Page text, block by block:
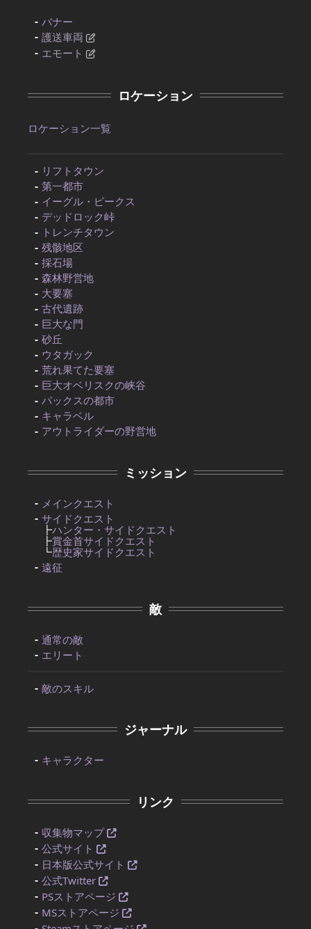
バナー
護送車両
エモート
ロケーション
ロケーション一覧
リフトタウン
第一都市
イーグル・ピークス
デッドロック峠
トレンチタウン
残骸地区
採石場
森林野営地
大要塞
古代遺跡
巨大な門
砂丘
ウタガック
荒れ果てた要塞
巨大オベリスクの峡谷
パックスの都市
キャラベル
アウトライダーの野営地
ミッション
メインクエスト
サイドクエスト
┣ハンター・サイドクエスト
┣賞金首サイドクエスト
┗歴史家サイドクエスト
遠征
敵
通常の敵
エリート
敵のスキル
ジャーナル
キャラクター
リンク
収集物マップ
公式サイト
日本版公式サイト
公式Twitter
PSストアページ
MSストアページ